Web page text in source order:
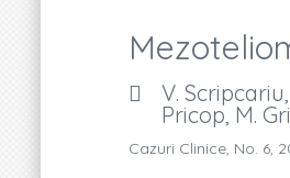
V.
Pricop, M.
Cazuri Clinice, No. 6,